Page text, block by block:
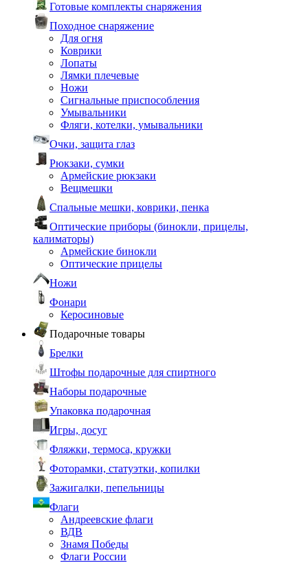
Готовые комплекты снаряжения
Походное снаряжение
Для огня
Коврики
Лопаты
Лямки плечевые
Ножи
Сигнальные приспособления
Умывальники
Фляги, котелки, умывальники
Очки, защита глаз
Рюкзаки, сумки
Армейские рюкзаки
Вещмешки
Спальные мешки, коврики, пенка
Оптические приборы (бинокли, прицелы,
калиматоры)
Армейские бинокли
Оптические прицелы
Ножи
Фонари
Керосиновые
Подарочные товары
Брелки
Штофы подарочные для спиртного
Наборы подарочные
Упаковка подарочная
Игры, досуг
Фляжки, термоса, кружки
Фоторамки, статуэтки, копилки
Зажигалки, пепельницы
Флаги
Андреевские флаги
ВДВ
Знамя Победы
Флаги России